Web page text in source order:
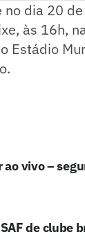
dia 20
às 16h,
Estádio
vivo –
de clube